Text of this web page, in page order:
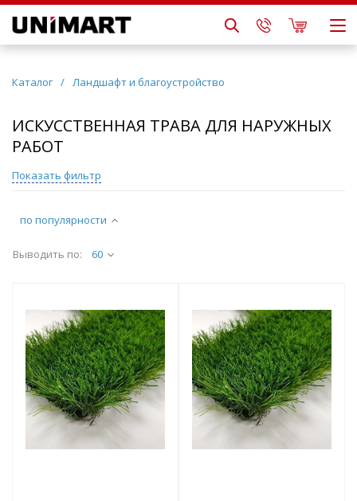
Каталог / Ландшафт и благоустройство
ИСКУССТВЕННАЯ ТРАВА ДЛЯ НАРУЖНЫХ
РАБОТ
по популярности
Выводить по: 60
Показать фильтр